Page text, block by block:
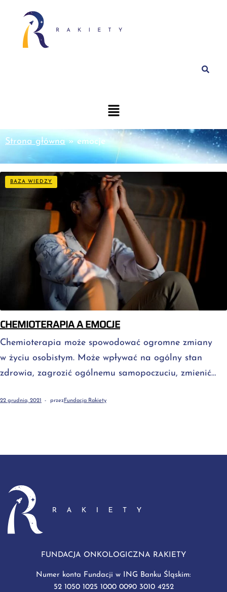
Strona główna»emocje
BAZA WIEDZY
CHEMIOTERAPIA A EMOCJE
Chemioterapia może spowodować ogromne zmiany
w życiu osobistym. Może wpływać na ogólny stan
zdrowia, zagrozić ogólnemu samopoczuciu, zmienić
Nic dziwnego więc, że wiele osób czuje lęk, obawę lub
22 grudnia, 2021 przezFundacja Rakiety
FUNDACJA ONKOLOGICZNA RAKIETY
Numer konta Fundacji w ING Banku Śląskim:
52 1050 1025 1000 0090 3010 4252